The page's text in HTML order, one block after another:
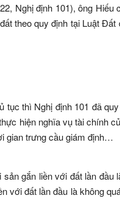
Nghị định 101), ông Hiếu
theo quy định tại Luật Đất
tục thì Nghị định 101 đã
hiện nghĩa vụ tài chính
gian trưng cầu giám định…
gắn liền với đất lần đầu
với đất lần đầu là không